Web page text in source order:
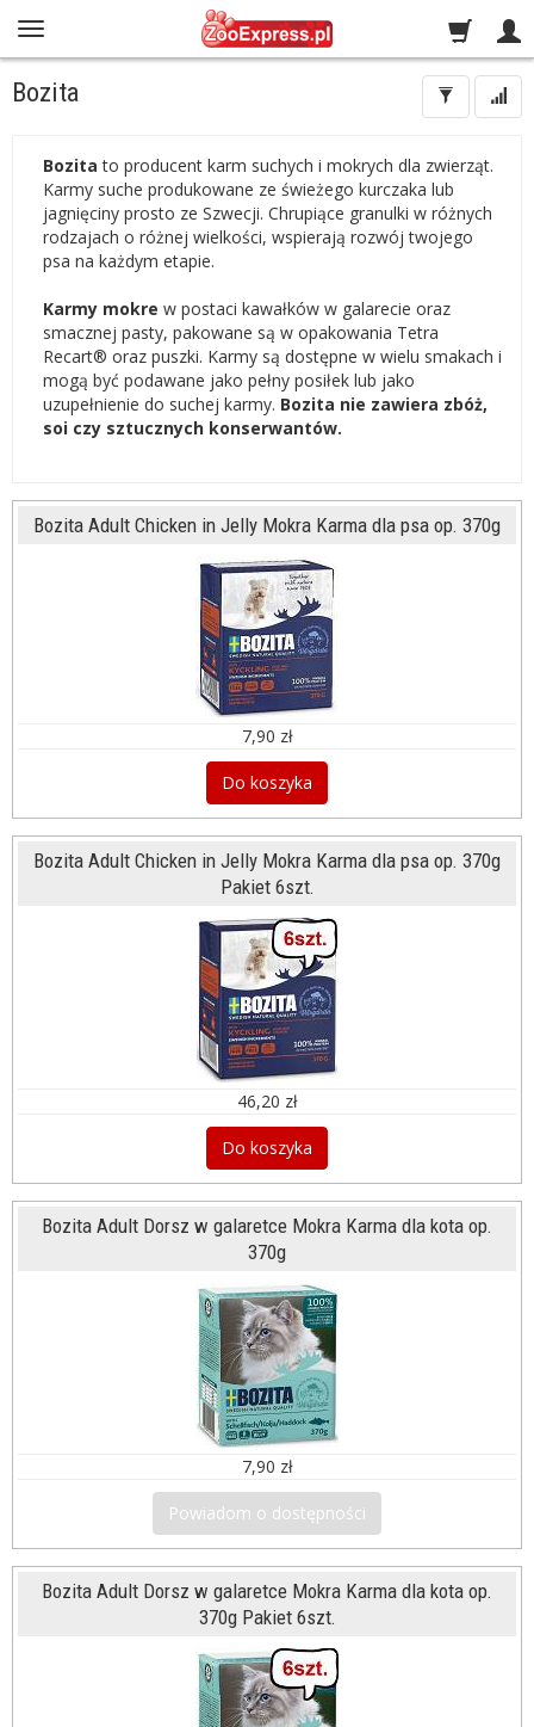
Bozita
Bozitato producent karm suchych i mokrych dla zwierząt.
Karmy suche produkowane ze świeżego kurczaka lub
jagnięciny prosto ze Szwecji. Chrupiące granulki w różnych
rodzajach o różnej wielkości, wspierają rozwój twojego
psa na każdym etapie.
Karmy mokre w postaci kawałków w galarecie oraz
smacznej pasty, pakowane są w opakowania Tetra
Recart® oraz puszki. Karmy są dostępne w wielu smakach i
mogą być podawane jako pełny posiłek lub jako
uzupełnienie do suchej karmy. Bozita nie zawiera zbóż,
soi czy sztucznych konserwantów.
Bozita Adult Chicken in Jelly Mokra Karma dla psa op. 370g
7,90 zł
Do koszyka
Bozita Adult Chicken in Jelly Mokra Karma dla psa op. 370g
Pakiet 6szt.
46,20 zł
Do koszyka
Bozita Adult Dorsz w galaretce Mokra Karma dla kota op.
370g
7,90 zł
Powiadom o dostępności
Bozita Adult Dorsz w galaretce Mokra Karma dla kota op.
370g Pakiet 6szt.